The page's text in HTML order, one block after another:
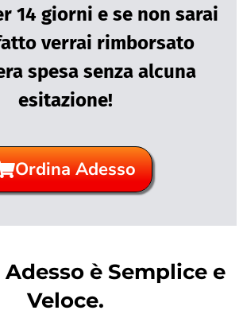
14 giorni e se non sarai
verrai rimborsato
spesa senza alcuna
esitazione!
Ordina Adesso
è Semplice e
Veloce.